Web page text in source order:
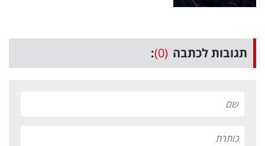
תגובות לכתבה (0)
: